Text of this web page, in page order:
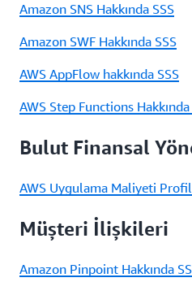
Amazon SNS Hakkında SSS
Amazon SWF Hakkında SSS
AWS AppFlow hakkında SSS
AWS Step Functions Hakkında
Bulut Finansal
AWS Uygulama Maliyeti
Müşteri İlişkileri
Amazon Pinpoint Hakkında